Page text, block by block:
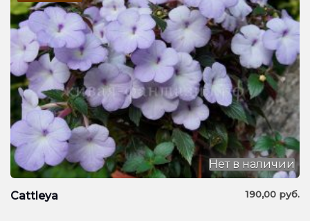
Cattleya 190,00 руб.
Нет в наличии